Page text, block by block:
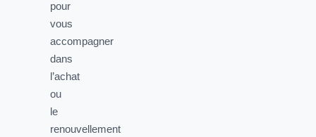
pour
vous
accompagner
dans
l’achat
ou
le
renouvellement